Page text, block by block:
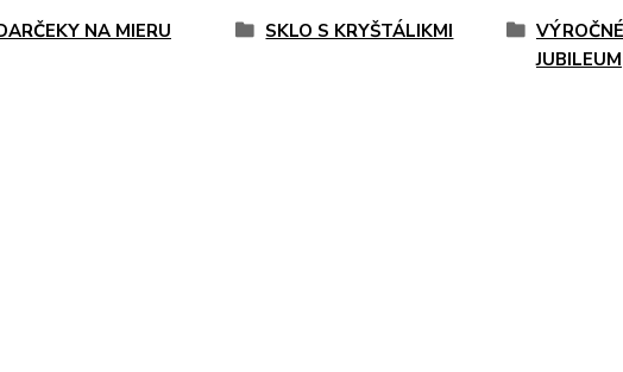
NA MIERU SKLO S KRYŠTÁLIKMI
JUBILEUM